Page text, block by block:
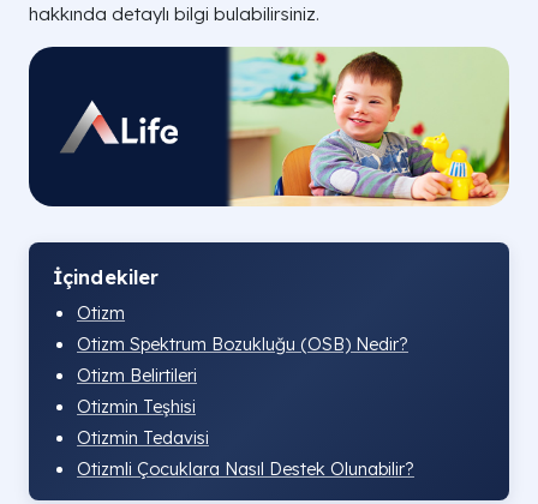
hakkında detaylı bilgi bulabilirsiniz.
İçindekiler
Otizm
Otizm Spektrum Bozukluğu (OSB) Nedir?
Otizm Belirtileri
Otizmin Teşhisi
Otizmin Tedavisi
Otizmli Çocuklara Nasıl Destek Olunabilir?